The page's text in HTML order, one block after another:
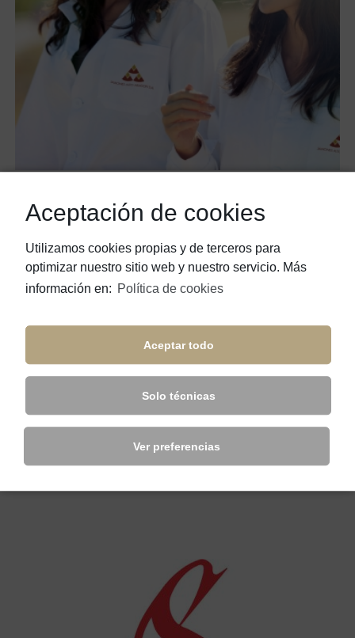
Aceptación de cookies
Utilizamos cookies propias y de terceros para
optimizar nuestro sitio web y nuestro servicio. Más
información en: Política de cookies
Aceptar todo
Solo técnicas
Ver preferencias